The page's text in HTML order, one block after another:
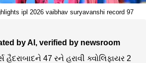
ipl 2026 vaibhav suryavanshi record 97
by AI, verified by newsroom
47 રને હરાવી ક્વોલિફાયર 2